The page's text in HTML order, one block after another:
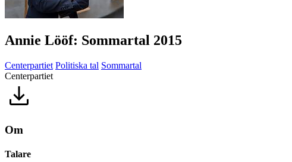
Annie Lööf: Sommartal 2015
Centerpartiet Politiska tal Sommartal
Centerpartiet
Om
Talare